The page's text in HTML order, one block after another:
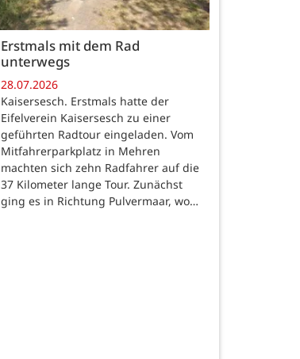
Erstmals mit dem Rad
unterwegs
28.07.2026
Kaisersesch. Erstmals hatte der
Eifelverein Kaisersesch zu einer
geführten Radtour eingeladen. Vom
Mitfahrerparkplatz in Mehren
machten sich zehn Radfahrer auf die
37 Kilometer lange Tour. Zunächst
ging es in Richtung Pulvermaar, wo…